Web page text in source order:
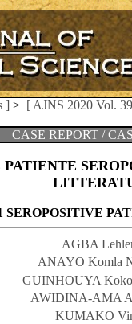
] > [ AJNS 2020 Vol.
CASE REPORT /
PATIENTE
SEROPOSITIVE
AGBA
ANAYO Komla
GUINHOUYA
AWIDINA-AMA
KUMAKO